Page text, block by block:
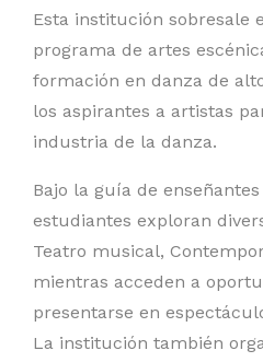
Esta institución sobresale
programa de artes
formación en danza de
los aspirantes a artistas
industria de la danza.
Bajo la guía de
estudiantes exploran
Teatro musical,
mientras acceden a
presentarse en
La institución también